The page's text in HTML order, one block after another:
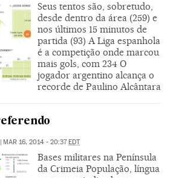
Seus tentos são, sobretudo,
desde dentro da área (259) e
nos últimos 15 minutos de
partida (93) A Liga espanhola
é a competição onde marcou
mais gols, com 234 O
jogador argentino alcança o
recorde de Paulino Alcântara
| MAR 16, 2014 - 20:37EDT
Bases militares na Península
da Crimeia População, língua